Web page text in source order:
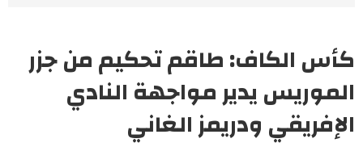
كأس الكاف: طاقم تحكيم من جزر
الموريس يدير مواجهة النادي
الإفريقي ودريمز الغاني